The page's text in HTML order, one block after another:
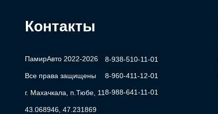
Контакты
ПамирАвто 2022-2026
Все права защищены
г. Махачкала, п.Тюбе, 11
43.068946, 47.231869
8-938-510-11-01
8-960-411-12-01
8-988-641-11-01